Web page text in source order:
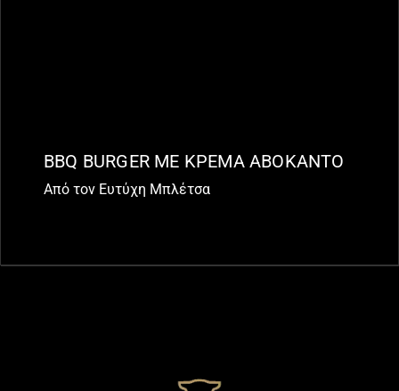
BBQ BURGER ΜΕ ΚΡΕΜΑ ΑΒΟΚΑΝΤΟ
Από τον Ευτύχη Μπλέτσα